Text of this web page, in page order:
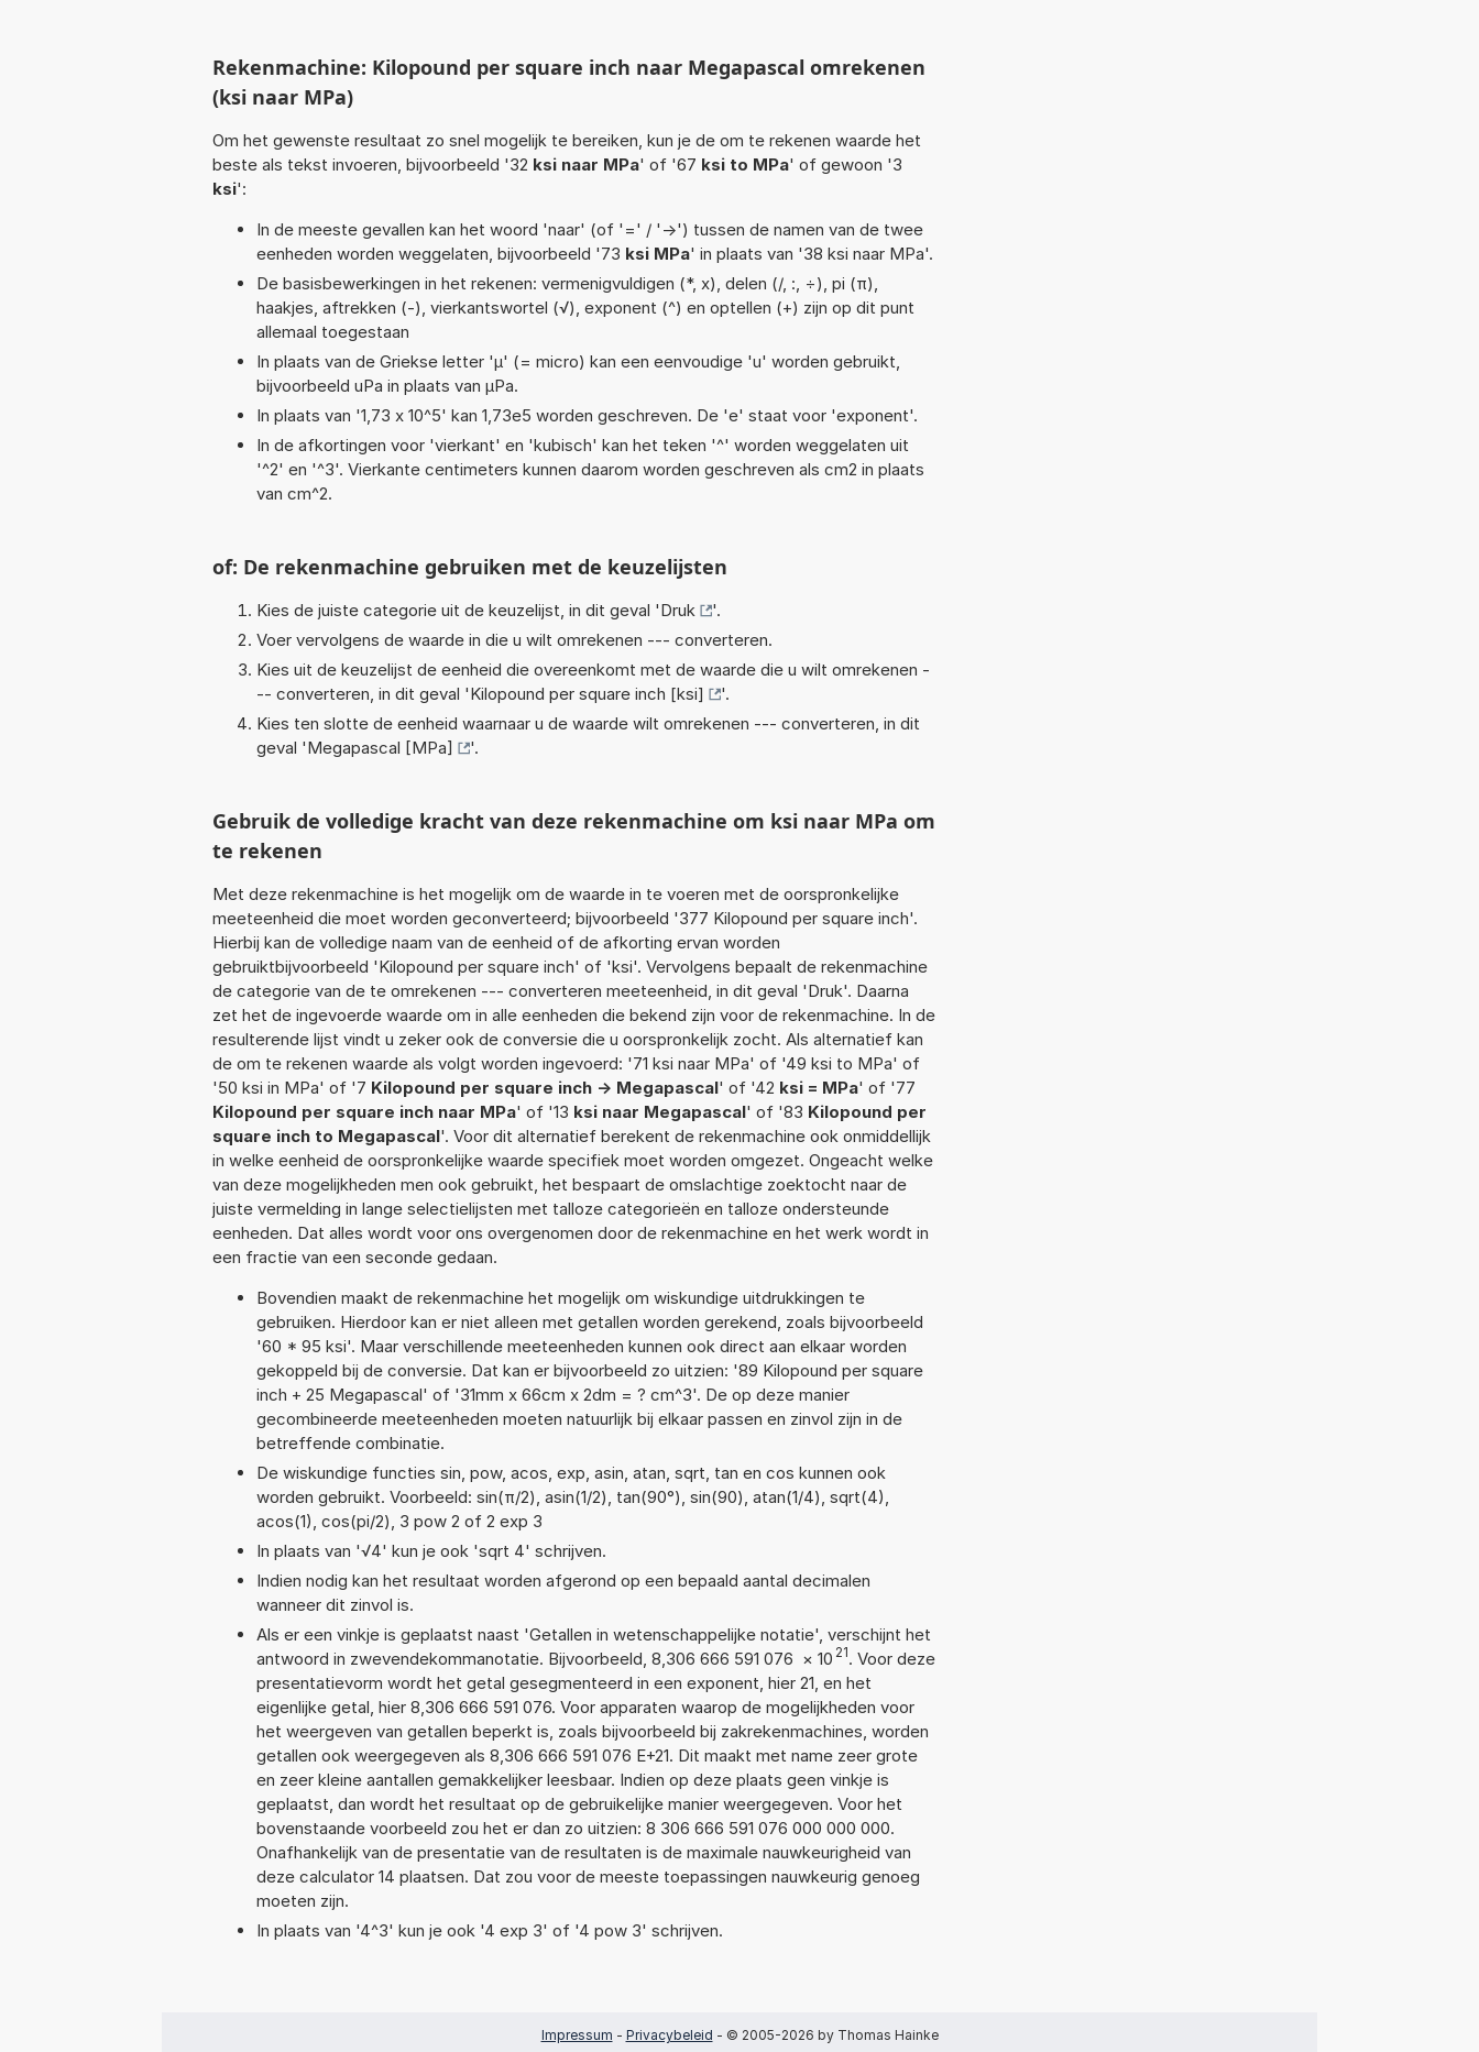
Rekenmachine: Kilopound per square inch naar Megapascal omrekenen
(ksi naar MPa)
Om het gewenste resultaat zo snel mogelijk te bereiken, kun je de om te rekenen waarde het
beste als tekst invoeren, bijvoorbeeld '32 ksi naar MPa' of '67 ksi to MPa' of gewoon '3
ksi':
In de meeste gevallen kan het woord 'naar' (of '=' / '->') tussen de namen van de twee
eenheden worden weggelaten, bijvoorbeeld '73 ksi MPa' in plaats van '38 ksi naar MPa'.
De basisbewerkingen in het rekenen: vermenigvuldigen (*, x), delen (/, :, ÷), pi (π),
haakjes, aftrekken (-), vierkantswortel (√), exponent (^) en optellen (+) zijn op dit punt
allemaal toegestaan
In plaats van de Griekse letter 'µ' (= micro) kan een eenvoudige 'u' worden gebruikt,
bijvoorbeeld uPa in plaats van µPa.
In plaats van '1,73 x 10^5' kan 1,73e5 worden geschreven. De 'e' staat voor 'exponent'.
In de afkortingen voor 'vierkant' en 'kubisch' kan het teken '^' worden weggelaten uit
'^2' en '^3'. Vierkante centimeters kunnen daarom worden geschreven als cm2 in plaats
van cm^2.
of: De rekenmachine gebruiken met de keuzelijsten
Kies de juiste categorie uit de keuzelijst, in dit geval 'Druk
'.
Voer vervolgens de waarde in die u wilt omrekenen --- converteren.
Kies uit de keuzelijst de eenheid die overeenkomt met de waarde die u wilt omrekenen -
-- converteren, in dit geval 'Kilopound per square inch [ksi]
'.
Kies ten slotte de eenheid waarnaar u de waarde wilt omrekenen --- converteren, in dit
geval 'Megapascal [MPa] '.
Gebruik de volledige kracht van deze rekenmachine om ksi naar MPa om
te rekenen
Met deze rekenmachine is het mogelijk om de waarde in te voeren met de oorspronkelijke
meeteenheid die moet worden geconverteerd; bijvoorbeeld '377 Kilopound per square inch'.
Hierbij kan de volledige naam van de eenheid of de afkorting ervan worden
gebruiktbijvoorbeeld 'Kilopound per square inch' of 'ksi'. Vervolgens bepaalt de rekenmachine
de categorie van de te omrekenen --- converteren meeteenheid, in dit geval 'Druk'. Daarna
zet het de ingevoerde waarde om in alle eenheden die bekend zijn voor de rekenmachine. In de
resulterende lijst vindt u zeker ook de conversie die u oorspronkelijk zocht. Als alternatief kan
de om te rekenen waarde als volgt worden ingevoerd: '71 ksi naar MPa' of '49 ksi to MPa' of
'50 ksi in MPa' of '7 Kilopound per square inch -> Megapascal' of '42 ksi = MPa' of '77
Kilopound per square inch naar MPa' of '13 ksi naar Megapascal' of '83 Kilopound per
square inch to Megapascal'. Voor dit alternatief berekent de rekenmachine ook onmiddellijk
in welke eenheid de oorspronkelijke waarde specifiek moet worden omgezet. Ongeacht welke
van deze mogelijkheden men ook gebruikt, het bespaart de omslachtige zoektocht naar de
juiste vermelding in lange selectielijsten met talloze categorieën en talloze ondersteunde
eenheden. Dat alles wordt voor ons overgenomen door de rekenmachine en het werk wordt in
een fractie van een seconde gedaan.
Bovendien maakt de rekenmachine het mogelijk om wiskundige uitdrukkingen te
gebruiken. Hierdoor kan er niet alleen met getallen worden gerekend, zoals bijvoorbeeld
'60 * 95 ksi'. Maar verschillende meeteenheden kunnen ook direct aan elkaar worden
gekoppeld bij de conversie. Dat kan er bijvoorbeeld zo uitzien: '89 Kilopound per square
inch + 25 Megapascal' of '31mm x 66cm x 2dm = ? cm^3'. De op deze manier
gecombineerde meeteenheden moeten natuurlijk bij elkaar passen en zinvol zijn in de
betreffende combinatie.
De wiskundige functies sin, pow, acos, exp, asin, atan, sqrt, tan en cos kunnen ook
worden gebruikt. Voorbeeld: sin(π/2), asin(1/2), tan(90°), sin(90), atan(1/4), sqrt(4),
acos(1), cos(pi/2), 3 pow 2 of 2 exp 3
In plaats van '√4' kun je ook 'sqrt 4' schrijven.
Indien nodig kan het resultaat worden afgerond op een bepaald aantal decimalen
wanneer dit zinvol is.
Als er een vinkje is geplaatst naast 'Getallen in wetenschappelijke notatie', verschijnt het
antwoord in zwevendekommanotatie. Bijvoorbeeld, 8,306 666 591 076 × 10 21. Voor deze
presentatievorm wordt het getal gesegmenteerd in een exponent, hier 21, en het
eigenlijke getal, hier 8,306 666 591 076. Voor apparaten waarop de mogelijkheden voor
het weergeven van getallen beperkt is, zoals bijvoorbeeld bij zakrekenmachines, worden
getallen ook weergegeven als 8,306 666 591 076 E+21. Dit maakt met name zeer grote
en zeer kleine aantallen gemakkelijker leesbaar. Indien op deze plaats geen vinkje is
geplaatst, dan wordt het resultaat op de gebruikelijke manier weergegeven. Voor het
bovenstaande voorbeeld zou het er dan zo uitzien: 8 306 666 591 076 000 000 000.
Onafhankelijk van de presentatie van de resultaten is de maximale nauwkeurigheid van
deze calculator 14 plaatsen. Dat zou voor de meeste toepassingen nauwkeurig genoeg
moeten zijn.
In plaats van '4^3' kun je ook '4 exp 3' of '4 pow 3' schrijven.
Impressum - Privacybeleid - © 2005-2026 by Thomas Hainke